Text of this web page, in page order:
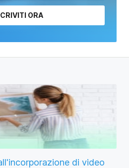
ORA
di video